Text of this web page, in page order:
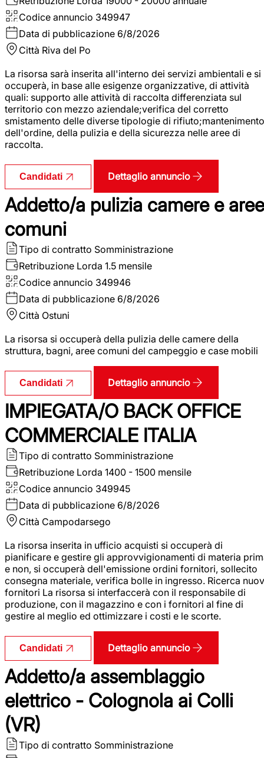
Codice annuncio 349947
Data di pubblicazione 6/8/2026
Città Riva del Po
La risorsa sarà inserita all'interno dei servizi ambientali e si
occuperà, in base alle esigenze organizzative, di attività
quali: supporto alle attività di raccolta differenziata sul
territorio con mezzo aziendale;verifica del corretto
smistamento delle diverse tipologie di rifiuto;mantenimento
dell'ordine, della pulizia e della sicurezza nelle aree di
raccolta.
Candidati Dettaglio annuncio
Addetto/a pulizia camere e aree
comuni
Tipo di contratto Somministrazione
Retribuzione Lorda 1.5 mensile
Codice annuncio 349946
Data di pubblicazione 6/8/2026
Città Ostuni
La risorsa si occuperà della pulizia delle camere della
struttura, bagni, aree comuni del campeggio e case mobili
Candidati Dettaglio annuncio
IMPIEGATA/O BACK OFFICE
COMMERCIALE ITALIA
Tipo di contratto Somministrazione
Retribuzione Lorda 1400 - 1500 mensile
Codice annuncio 349945
Data di pubblicazione 6/8/2026
Città Campodarsego
La risorsa inserita in ufficio acquisti si occuperà di
pianificare e gestire gli approvvigionamenti di materia
e non, si occuperà dell'emissione ordini fornitori, sollecito
consegna materiale, verifica bolle in ingresso. Ricerca
fornitori La risorsa si interfaccerà con il responsabile di
produzione, con il magazzino e con i fornitori al fine di
gestire al meglio ed ottimizzare i costi e le scorte.
Candidati Dettaglio annuncio
Addetto/a assemblaggio
elettrico - Colognola ai Colli
(VR)
Tipo di contratto Somministrazione